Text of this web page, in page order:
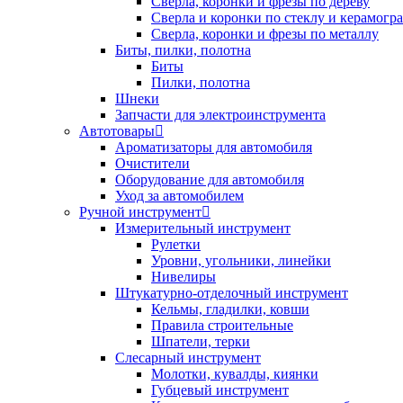
Сверла и коронки по стеклу и
Сверла, коронки и фрезы по металлу
Биты, пилки, полотна
Биты
Пилки, полотна
Шнеки
Запчасти для электроинструмента
Автотовары
Ароматизаторы для автомобиля
Очистители
Оборудование для автомобиля
Уход за автомобилем
Ручной инструмент
Измерительный инструмент
Рулетки
Уровни, угольники, линейки
Нивелиры
Штукатурно-отделочный инструмент
Кельмы, гладилки, ковши
Правила строительные
Шпатели, терки
Слесарный инструмент
Молотки, кувалды, киянки
Губцевый инструмент